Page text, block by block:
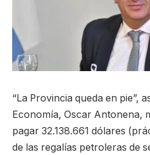
“La Provincia queda en pie”,
Economía, Oscar Antonena,
pagar 32.138.661 dólares
de las regalías petroleras de